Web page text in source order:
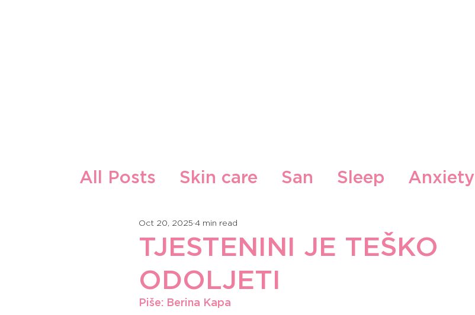
All Posts Skin care San Sleep Anxiety
Guest Writers
TJESTENINI JE TEŠKO
ODOLJETI
Oct 20, 2025 4 min read
Piše: Berina Kapa